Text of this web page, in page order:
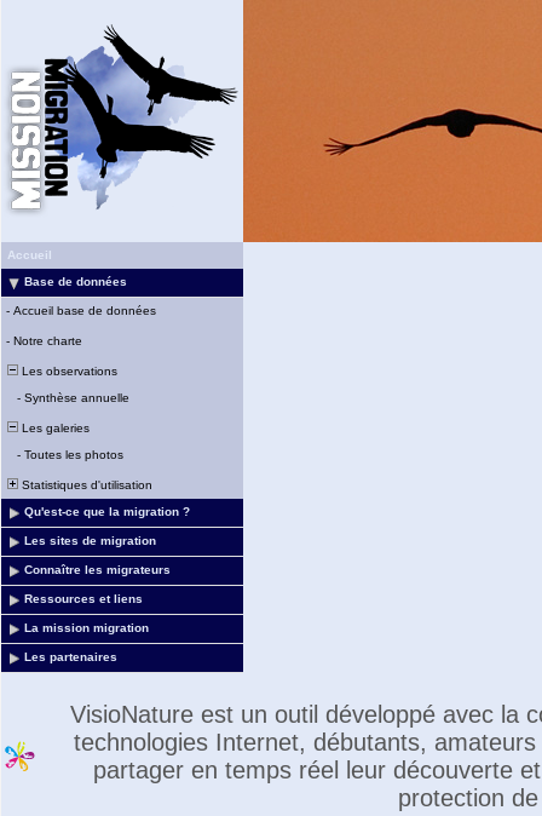
Accueil
Base de données
- Accueil base de données
- Notre charte
Les observations
- Synthèse annuelle
Les galeries
- Toutes les photos
Statistiques d'utilisation
Qu'est-ce que la migration ?
Les sites de migration
Connaître les migrateurs
Ressources et liens
La mission migration
Les partenaires
VisioNature est un outil développé avec la
technologies Internet, débutants,
partager en temps réel leur découverte
protection